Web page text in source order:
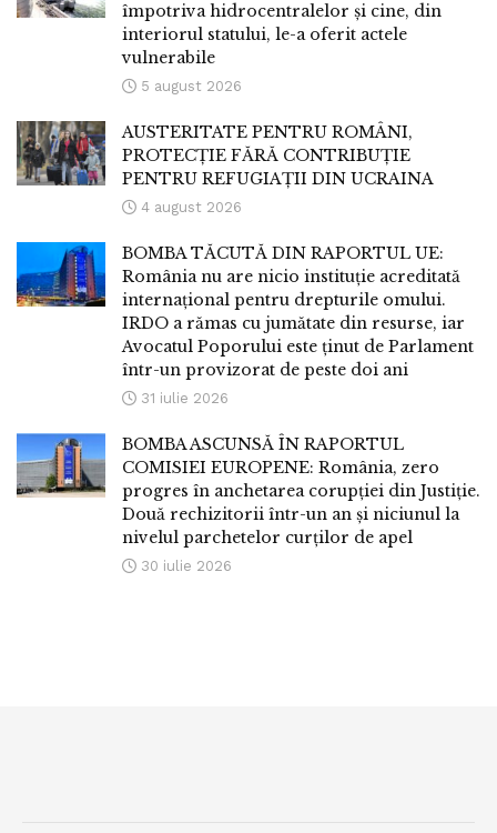
împotriva hidrocentralelor și cine, din
interiorul statului, le-a oferit actele
vulnerabile
5 august 2026
AUSTERITATE PENTRU ROMÂNI,
PROTECȚIE FĂRĂ CONTRIBUȚIE
PENTRU REFUGIAȚII DIN UCRAINA
4 august 2026
BOMBA TĂCUTĂ DIN RAPORTUL UE:
România nu are nicio instituție acreditată
internațional pentru drepturile omului.
IRDO a rămas cu jumătate din resurse, iar
Avocatul Poporului este ținut de Parlament
într-un provizorat de peste doi ani
31 iulie 2026
BOMBA ASCUNSĂ ÎN RAPORTUL
COMISIEI EUROPENE: România, zero
progres în anchetarea corupției din Justiție.
Două rechizitorii într-un an și niciunul la
nivelul parchetelor curților de apel
30 iulie 2026